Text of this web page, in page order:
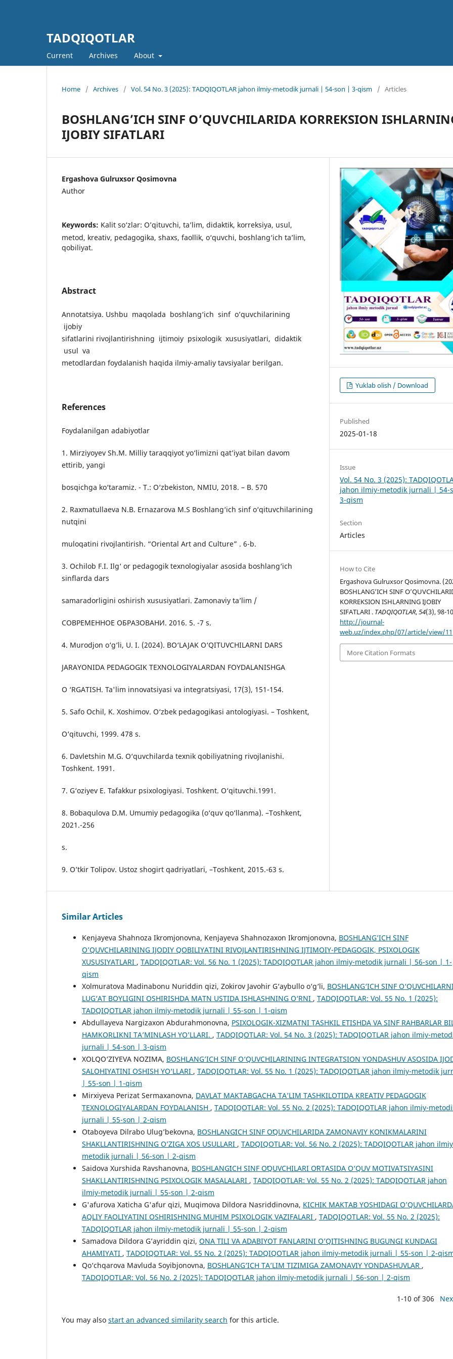
TADQIQOTLAR
Current Archives About
Home / Archives / Vol. 54 No. 3 (2025): TADQIQOTLAR jahon ilmiy-metodik jurnali | 54-son | 3-qism / Articles
BOSHLANG’ICH SINF O’QUVCHILARIDA KORREKSION
IJOBIY SIFATLARI
Ergashova Gulruxsor Qosimovna
Author
Keywords: Kalit so‘zlar: O’qituvchi, ta’lim, didaktik, korreksiya, usul,
metod, kreativ, pedagogika, shaxs, faollik, o‘quvchi, boshlang‘ich ta’lim,
qobiliyat.
Abstract
Annotatsiya. Ushbu maqolada boshlang‘ich sinf o’quvchilarining
ijobiy
sifatlarini rivojlantirishning ijtimoiy psixologik xususiyatlari, didaktik
usul va
metodlardan foydalanish haqida ilmiy-amaliy tavsiyalar berilgan.
References
Foydalanilgan adabiyotlar
1. Mirziyoyev Sh.M. Milliy taraqqiyot yo‘limizni qat’iyat bilan davom
ettirib, yangi
bosqichga ko‘taramiz. - T.: O‘zbekiston, NMIU, 2018. – B. 570
2. Raxmatullaeva N.B. Ernazarova M.S Boshlang‘ich sinf o‘qituvchilarining
nutqini
muloqatini rivojlantirish. “Oriental Art and Culture” . 6-b.
3. Ochilob F.I. Ilg‘ or pedagogik texnologiyalar asosida boshlang‘ich
sinflarda dars
samaradorligini oshirish xususiyatlari. Zamonaviy ta’lim /
СОВРЕМЕННОЕ ОБРАЗОВАНИ. 2016. 5. -7 s.
4. Murodjon o‘g‘li, U. I. (2024). BO‘LAJAK O‘QITUVCHILARNI DARS
JARAYONIDA PEDAGOGIK TEXNOLOGIYALARDAN FOYDALANISHGA
O ‘RGATISH. Ta'lim innovatsiyasi va integratsiyasi, 17(3), 151-154.
5. Safo Ochil, K. Xoshimov. O‘zbek pedagogikasi antologiyasi. – Toshkent,
O‘qituvchi, 1999. 478 s.
6. Davletshin M.G. O‘quvchilarda texnik qobiliyatning rivojlanishi.
Toshkent. 1991.
7. G‘oziyev E. Tafakkur psixologiyasi. Toshkent. O‘qituvchi.1991.
8. Bobaqulova D.M. Umumiy pedagogika (o‘quv qo‘llanma). –Toshkent,
2021.-256
s.
9. O’tkir Tolipov. Ustoz shogirt qadriyatlari, –Toshkent, 2015.-63 s.
Yuklab olish / Download
Published
2025-01-18
Issue
Vol. 54 No. 3 (2025):
jahon ilmiy-metodik jurnali | 54-
3-qism
Section
Articles
How to Cite
Ergashova Gulruxsor Qosimovna.
BOSHLANG’ICH SINF
KORREKSION ISHLARNING IJOBIY
SIFATLARI . TADQIQOTLAR,54(3), 98-
http://journal-
web.uz/index.php/07/article/view/11
More Citation Formats
Similar Articles
Kenjayeva Shahnoza Ikromjonovna, Kenjayeva Shahnozaxon Ikromjonovna, BOSHLANG’ICH SINF
O’QUVCHILARINING IJODIY QOBILIYATINI RIVOJLANTIRISHNING IJTIMOIY-PEDAGOGIK, PSIXOLOGIK
XUSUSIYATLARI , TADQIQOTLAR: Vol. 56 No. 1 (2025): TADQIQOTLAR jahon ilmiy-metodik jurnali | 56-son | 1-
qism
Xolmuratova Madinabonu Nuriddin qizi, Zokirov Javohir G‘aybullo o‘g‘li, BOSHLANG‘ICH SINF
LUG‘AT BOYLIGINI OSHIRISHDA MATN USTIDA ISHLASHNING O‘RNI , TADQIQOTLAR: Vol. 55 No. 1 (2025):
TADQIQOTLAR jahon ilmiy-metodik jurnali | 55-son | 1-qism
Abdullayeva Nargizaxon Abdurahmonovna, PSIXOLOGIK-XIZMATNI TASHKIL ETISHDA VA SINF RAHBARLAR
HAMKORLIKNI TA’MINLASH YO’LLARI. , TADQIQOTLAR: Vol. 54 No. 3 (2025): TADQIQOTLAR jahon ilmiy-
jurnali | 54-son | 3-qism
XOLQO‘ZIYEVA NOZIMA, BOSHLANG’ICH SINF O‘QUVCHILARINING INTEGRATSION YONDASHUV ASOSIDA
SALOHIYATINI OSHISH YO‘LLARI , TADQIQOTLAR: Vol. 55 No. 1 (2025): TADQIQOTLAR jahon ilmiy-metodik
| 55-son | 1-qism
Mirxiyeva Perizat Sermaxanovna, DAVLAT MAKTABGACHA TA’LIM TASHKILOTIDA KREATIV PEDAGOGIK
TEXNOLOGIYALARDAN FOYDALANISH , TADQIQOTLAR: Vol. 55 No. 2 (2025): TADQIQOTLAR jahon ilmiy-
jurnali | 55-son | 2-qism
Otaboyeva Dilrabo Ulug’bekovna, BOSHLANGʻICH SINF OʻQUVCHILARIDA ZAMONAVIY KOʻNIKMALARINI
SHAKLLANTIRISHNING O’ZIGA XOS USULLARI , TADQIQOTLAR: Vol. 56 No. 2 (2025): TADQIQOTLAR jahon
metodik jurnali | 56-son | 2-qism
Saidova Xurshida Ravshanovna, BOSHLANGʻICH SINF OʻQUVCHILARI OʻRTASIDA O‘QUV MOTIVATSIYASINI
SHAKLLANTIRISHNING PSIXOLOGIK MASALALARI , TADQIQOTLAR: Vol. 55 No. 2 (2025): TADQIQOTLAR jahon
ilmiy-metodik jurnali | 55-son | 2-qism
G'afurova Xaticha G'afur qizi, Muqimova Dildora Nasriddinovna, KICHIK MAKTAB YOSHIDAGI
AQLIY FAOLIYATINI OSHIRISHNING MUHIM PSIXOLOGIK VAZIFALARI , TADQIQOTLAR: Vol. 55 No. 2 (2025):
TADQIQOTLAR jahon ilmiy-metodik jurnali | 55-son | 2-qism
Samadova Dildora G’ayriddin qizi, ONA TILI VA ADABIYOT FANLARINI O’QITISHNING BUGUNGI KUNDAGI
AHAMIYATI , TADQIQOTLAR: Vol. 55 No. 2 (2025): TADQIQOTLAR jahon ilmiy-metodik jurnali | 55-son | 2-
Qo‘chqarova Mavluda Soyibjonovna, BOSHLANG‘ICH TA’LIM TIZIMIGA ZAMONAVIY YONDASHUVLAR ,
TADQIQOTLAR: Vol. 56 No. 2 (2025): TADQIQOTLAR jahon ilmiy-metodik jurnali | 56-son | 2-qism
1-10 of 306
You may also start an advanced similarity search for this article.